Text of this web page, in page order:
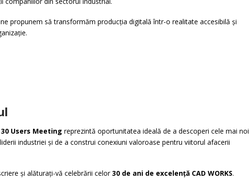
propunem să transformăm producția digitală într-o realitate accesibilă și
30 Users Meeting reprezintă oportunitatea ideală de a descoperi cele mai noi
industriei și de a construi conexiuni valoroase pentru viitorul afacerii
și alăturați-vă celebrării celor30 de ani de excelență CAD WORKS.